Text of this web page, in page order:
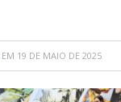
EM 19 DE MAIO DE 2025